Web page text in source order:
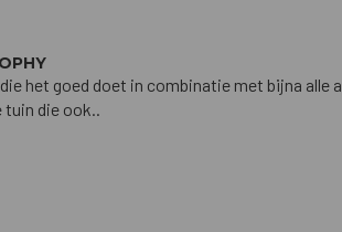
het goed doet in combinatie met bijna alle
die ook..